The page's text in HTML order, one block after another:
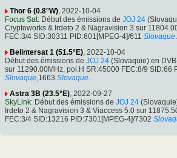
Thor 6 (0.8°W) , 2022-10-04
Focus Sat: Début des émissions de JOJ 24
Cryptoworks & Irdeto 2 & Nagravision 3 sur
FEC:3/4 SID:30311 PID:601[MPEG-4]/611 Slovaque
Belintersat 1 (51.5°E) , 2022-10-04
Début des émissions de JOJ 24 (Slovaquie) en
sur 11290.00MHz, pol.H SR:45000 FEC:8/9 SID:66
Slovaque ,1663 Slovaque
Astra 3B (23.5°E) , 2022-09-27
SkyLink: Début des émissions de JOJ 24
Irdeto 2 & Nagravision 3 & Viaccess 5.0 sur
FEC:3/4 SID:13216 PID:7301[MPEG-4]/7302